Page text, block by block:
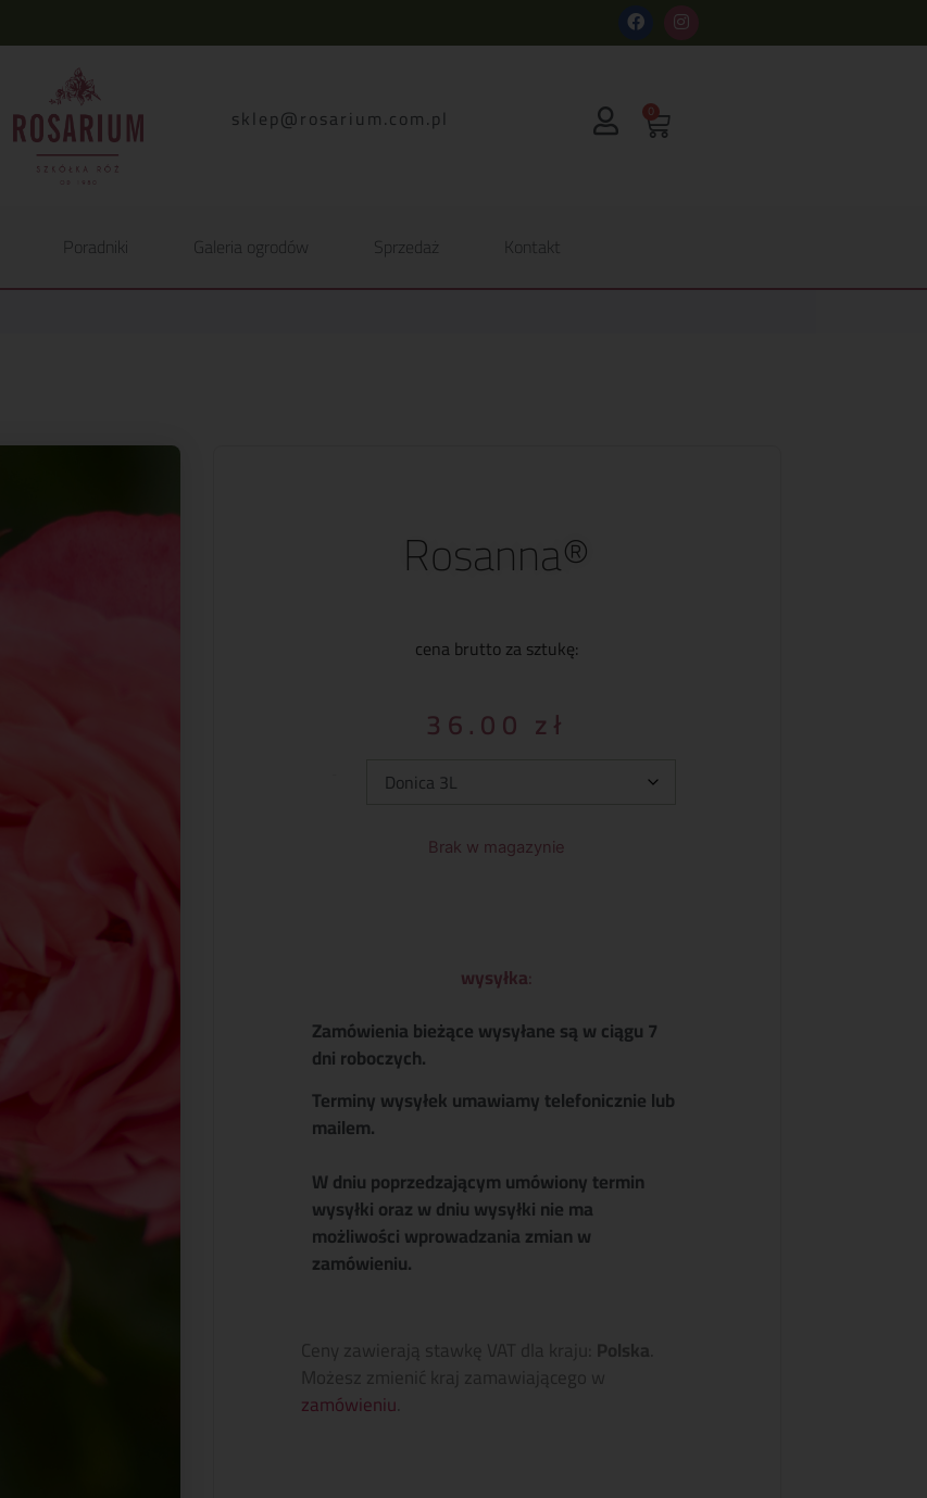
lp.moc.muirasor@pelks 0
Poradniki Galeria ogrodów Sprzedaż Kontakt
Rosanna®
cena brutto za sztukę:
36.00 zł
Brak w magazynie
wysyłka:
Zamówienia bieżące wysyłane są w ciągu 7
dni roboczych.
Terminy wysyłek umawiamy telefonicznie lub
mailem.
W dniu poprzedzającym umówiony termin
wysyłki oraz w dniu wysyłki nie ma
możliwości wprowadzania zmian w
zamówieniu.
Ceny zawierają stawkę VAT dla kraju: Polska
Możesz zmienić kraj zamawiającego w
zamówieniu